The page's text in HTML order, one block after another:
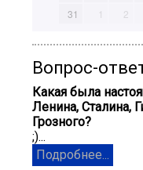
31
1 2
Вопрос-
Какая была
Ленина, Сталина,
Грозного?
;)...
Подробнее...